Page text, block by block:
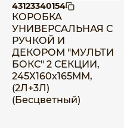
43123340154
КОРОБКА
УНИВЕРСАЛЬНАЯ С
РУЧКОЙ И
ДЕКОРОМ "МУЛЬТИ
БОКС" 2 СЕКЦИИ,
245Х160х165ММ,
(2Л+3Л)
(Бесцветный)